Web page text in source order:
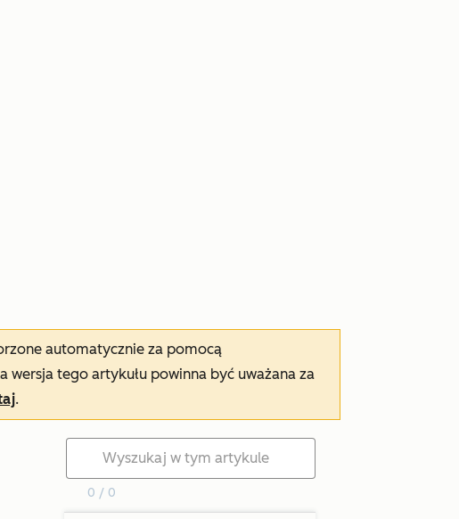
automatycznie za pomocą
wersja tego artykułu powinna być uważana za
.
0 / 0